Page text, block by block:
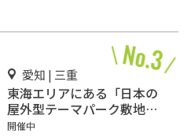
愛知 | 三重
東海エリアにある「日本の
屋外型テーマパーク敷地面
積ランキング」入りしてい
開催中